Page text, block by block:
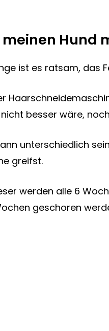
Hund
ist es ratsam, das
besser wäre,
unterschiedlich
greifst.
werden alle 6
geschoren